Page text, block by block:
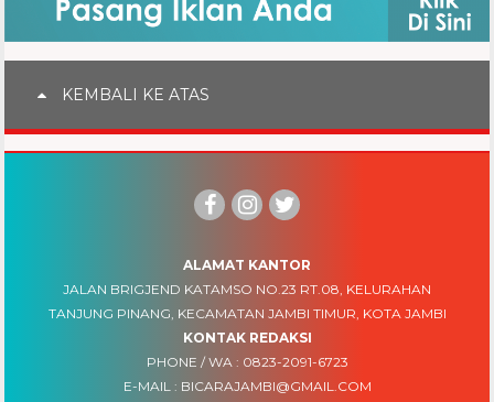
KEMBALI KE ATAS
ALAMAT KANTOR
JALAN BRIGJEND KATAMSO NO.23 RT.08, KELURAHAN
TANJUNG PINANG, KECAMATAN JAMBI TIMUR, KOTA JAMBI
KONTAK REDAKSI
PHONE / WA : 0823-2091-6723
E-MAIL : BICARAJAMBI@GMAIL.COM